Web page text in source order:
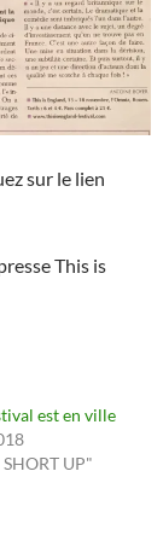
sur le lien
This is
est en ville
UP"